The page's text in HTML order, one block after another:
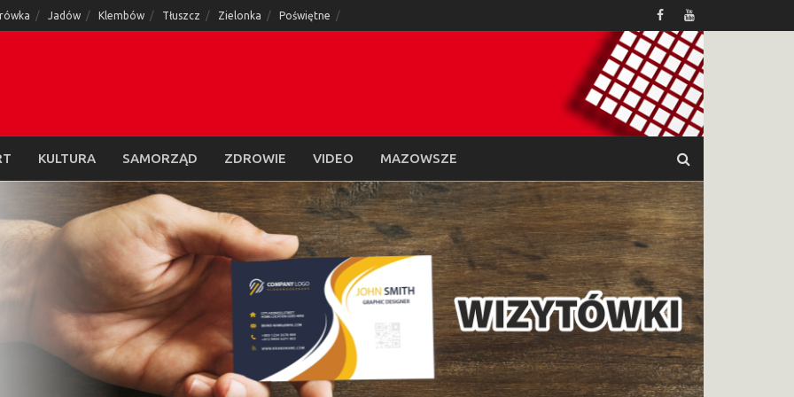
Jadów Klembów Tłuszcz Zielonka Poświętne
KULTURA SAMORZĄD ZDROWIE VIDEO MAZOWSZE